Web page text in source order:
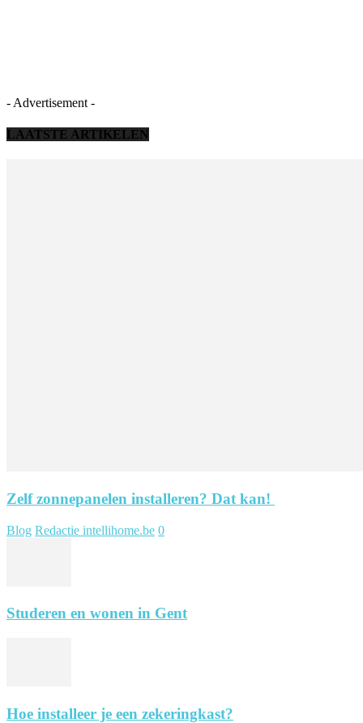
- Advertisement -
LAATSTE ARTIKELEN
Zelf zonnepanelen installeren? Dat kan!
Blog Redactie intellihome.be 0
Studeren en wonen in Gent
Hoe installeer je een zekeringkast?